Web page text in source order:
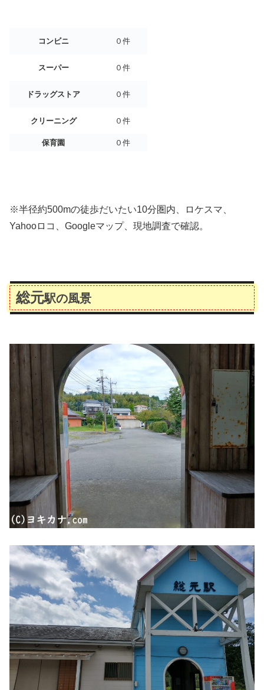
コンビニ ０件
スーパー ０件
ドラッグストア ０件
クリーニング ０件
保育園 ０件
※半径約500mの徒歩だいたい10分圏内、ロケスマ、
Yahooロコ、Googleマップ、現地調査で確認。
総元駅の風景